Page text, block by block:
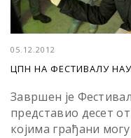
05.12.2012
ЦПН НА ФЕСТИВАЛУ
Завршен је
представио десет
којима грађани